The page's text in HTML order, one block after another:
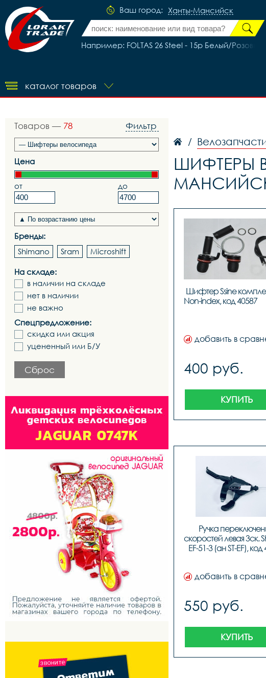
Ваш город: Ханты-Мансийск
Например: FOLTAS 26 Steel - 15р Белый/Розовый
каталог товаров
Товаров — 78 Фильтр
Цена
от до
Бренды:
Shimano
Sram Microshift
На складе:
в наличии на складе
нет в наличии
не важно
Спецпредложение:
скидка или акция
уцененный или Б/У
Сброс
/
ШИФТЕРЫ
Шифтер Ssine
добавить в
400 руб.
КУПИТЬ
Ручка
скоростей левая 3ск.
EF-51-3 (ан ST-EF), код
добавить в
550 руб.
КУПИТЬ